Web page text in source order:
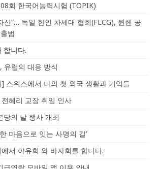
회 한국어능력시험 (TOPIK)
산”… 독일 한인 차세대 협회(FLCG), 뮌헨 공
범
합니다.
유럽의 대응 방식
스위스에서 나의 첫 외국 생활과 기억들
혜리 교장 취임 인사
당의 날 행사 개최
마음으로 잇는 사명의 길’
서 야유회 와 바자회를 합니다.